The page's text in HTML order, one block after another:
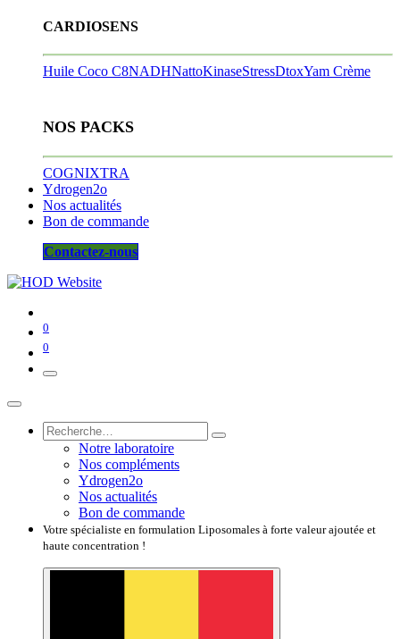
CARDIOSENS
Huile Coco C8NADHNattoKinaseStressDtoxYam Crème
NOS PACKS
COGNIXTRA
Ydrogen2o
Nos actualités
Bon de commande
Contactez-nous
0
0
Notre laboratoire
Nos compléments
Ydrogen2o
Nos actualités
Bon de commande
Votre spécialiste en formulation Liposomales à forte valeur ajoutée et
haute concentration !